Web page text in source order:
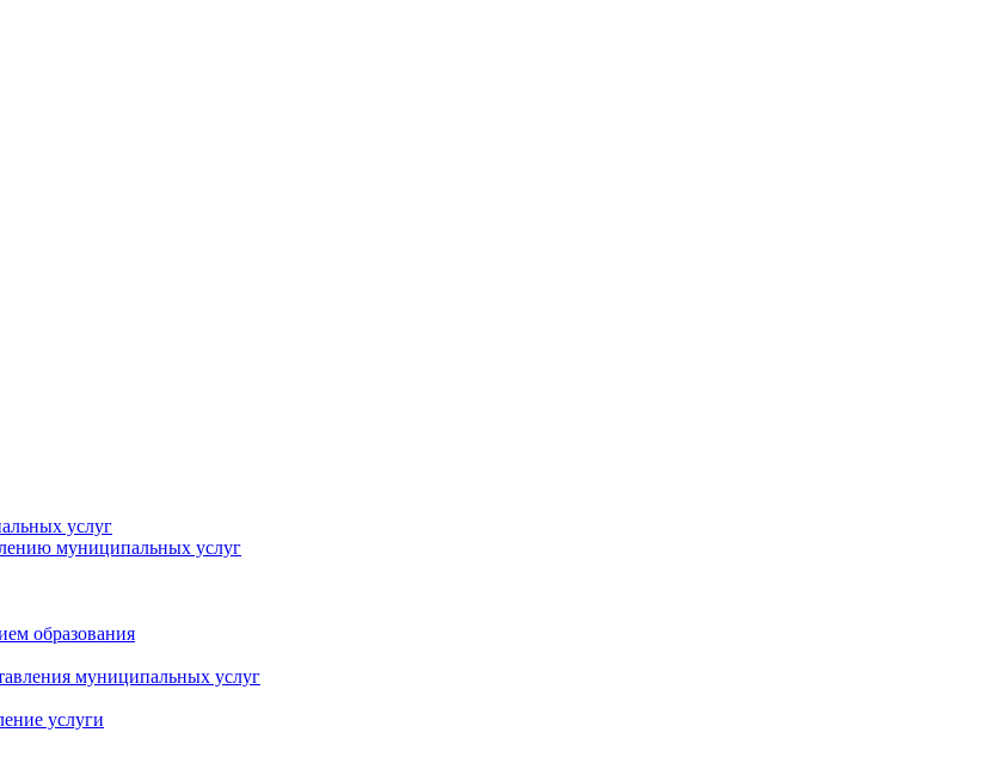
услуг
муниципальных услуг
образования
муниципальных услуг
услуги